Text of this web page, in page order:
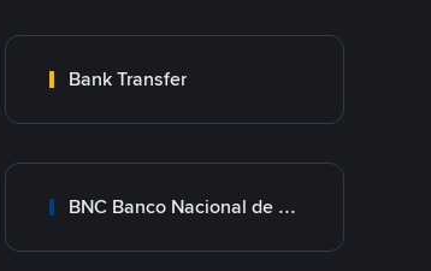
Bank Transfer
BNC Banco Nacional de Crédito